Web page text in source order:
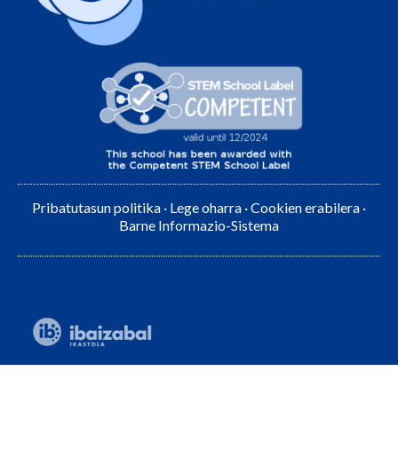
Pribatutasun politika · Lege oharra ·Cookien erabilera ·
Barne Informazio-Sistema